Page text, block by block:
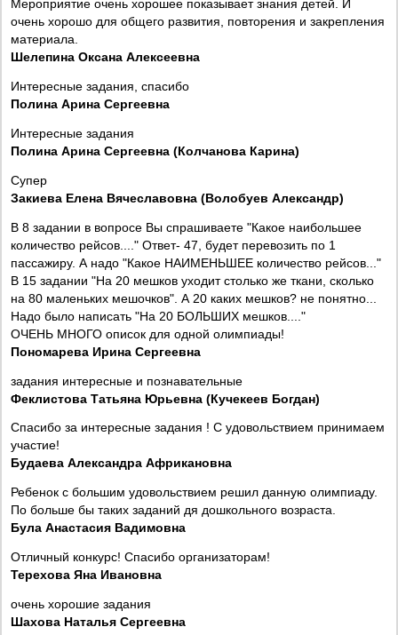
Мероприятие очень хорошее показывает знания детей. И
очень хорошо для общего развития, повторения и закрепления
материала.
Шелепина Оксана Алексеевна
Интересные задания, спасибо
Полина Арина Сергеевна
Интересные задания
Полина Арина Сергеевна (Колчанова Карина)
Супер
Закиева Елена Вячеславовна (Волобуев Александр)
В 8 задании в вопросе Вы спрашиваете "Какое наибольшее
количество рейсов...." Ответ- 47, будет перевозить по 1
пассажиру. А надо "Какое НАИМЕНЬШЕЕ количество рейсов..."
В 15 задании "На 20 мешков уходит столько же ткани, сколько
на 80 маленьких мешочков". А 20 каких мешков? не понятно...
Надо было написать "На 20 БОЛЬШИХ мешков...."
ОЧЕНЬ МНОГО описок для одной олимпиады!
Пономарева Ирина Сергеевна
задания интересные и познавательные
Феклистова Татьяна Юрьевна (Кучекеев Богдан)
Спасибо за интересные задания ! С удовольствием принимаем
участие!
Будаева Александра Африкановна
Ребенок с большим удовольствием решил данную олимпиаду.
По больше бы таких заданий дя дошкольного возраста.
Була Анастасия Вадимовна
Отличный конкурс! Спасибо организаторам!
Терехова Яна Ивановна
очень хорошие задания
Шахова Наталья Сергеевна